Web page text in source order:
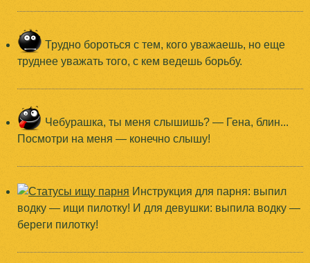
Трудно бороться с тем, кого уважаешь, но еще
труднее уважать того, с кем ведешь борьбу.
Чебурашка, ты меня слышишь? — Гена, блин...
Посмотри на меня — конечно слышу!
Инструкция для парня: выпил
водку — ищи пилотку! И для девушки: выпила водку —
береги пилотку!